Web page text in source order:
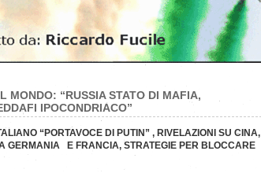
MONDO: “RUSSIA STATO DI MAFIA,
IPOCONDRIACO”
“PORTAVOCE DI PUTIN” , RIVELAZIONI SU CINA,
GERMANIA E FRANCIA, STRATEGIE PER BLOCCARE